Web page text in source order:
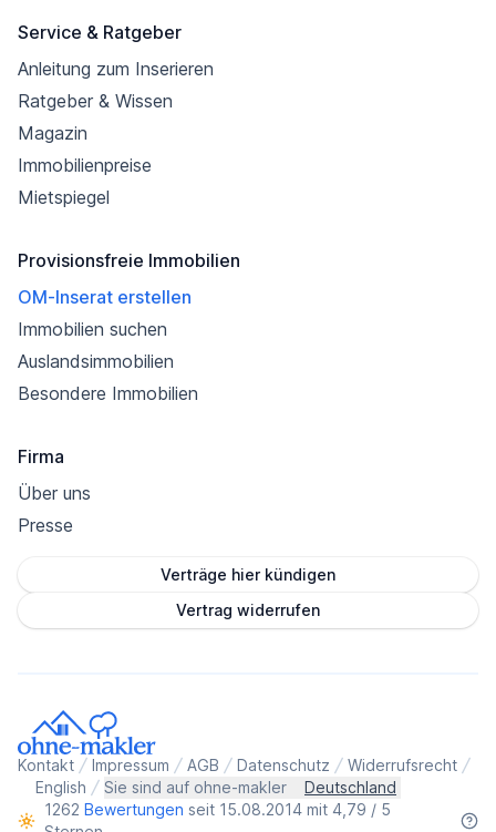
Service & Ratgeber
Anleitung zum Inserieren
Ratgeber & Wissen
Magazin
Immobilienpreise
Mietspiegel
Provisionsfreie Immobilien
OM-Inserat erstellen
Immobilien suchen
Auslandsimmobilien
Besondere Immobilien
Firma
Über uns
Presse
Verträge hier kündigen
Vertrag widerrufen
Kontakt Impressum AGB Datenschutz
Widerrufsrecht
English
Sie sind auf ohne-makler
Deutschland
1262 Bewertungen seit 15.08.2014 mit 4,79 / 5